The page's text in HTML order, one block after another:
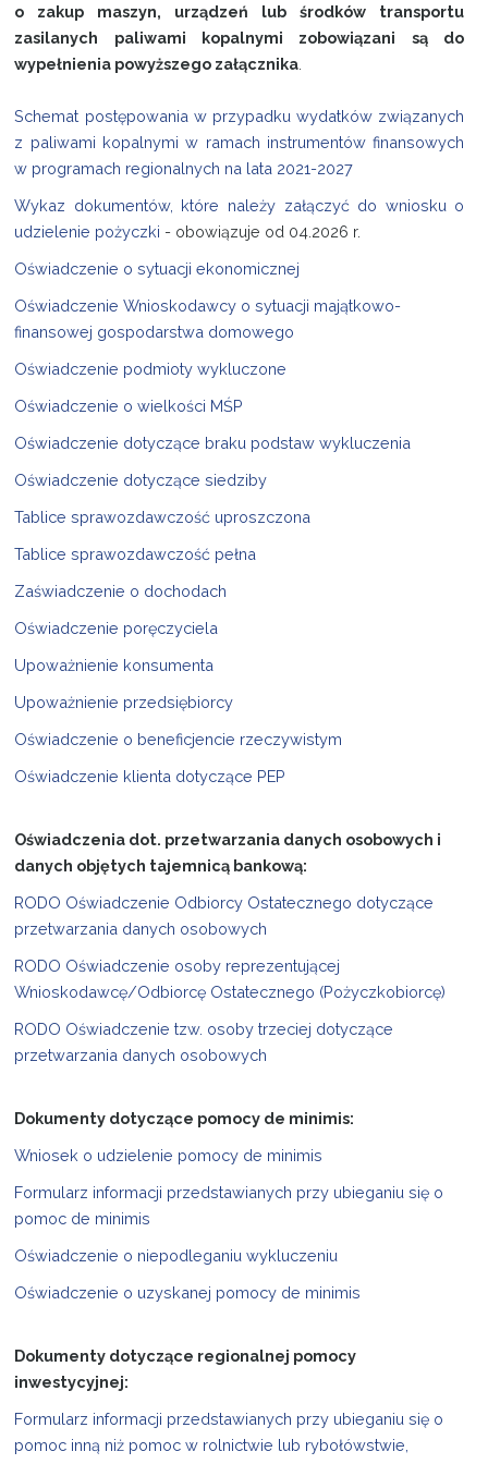
o zakup maszyn, urządzeń lub środków transportu
zasilanych paliwami kopalnymi zobowiązani są do
wypełnienia powyższego załącznika.
Schemat postępowania w przypadku wydatków związanych
z paliwami kopalnymi w ramach instrumentów finansowych
w programach regionalnych na lata 2021-2027
Wykaz dokumentów, które należy załączyć do wniosku o
udzielenie pożyczki - obowiązuje od 04.2026 r.
Oświadczenie o sytuacji ekonomicznej
Oświadczenie Wnioskodawcy o sytuacji majątkowo-
finansowej gospodarstwa domowego
Oświadczenie podmioty wykluczone
Oświadczenie o wielkości MŚP
Oświadczenie dotyczące braku podstaw wykluczenia
Oświadczenie dotyczące siedziby
Tablice sprawozdawczość uproszczona
Tablice sprawozdawczość pełna
Zaświadczenie o dochodach
Oświadczenie poręczyciela
Upoważnienie konsumenta
Upoważnienie przedsiębiorcy
Oświadczenie o beneficjencie rzeczywistym
Oświadczenie klienta dotyczące PEP
Oświadczenia dot. przetwarzania danych osobowych i
danych objętych tajemnicą bankową:
RODO Oświadczenie Odbiorcy Ostatecznego dotyczące
przetwarzania danych osobowych
RODO Oświadczenie osoby reprezentującej
Wnioskodawcę/Odbiorcę Ostatecznego (Pożyczkobiorcę)
RODO Oświadczenie tzw. osoby trzeciej dotyczące
przetwarzania danych osobowych
Dokumenty dotyczące pomocy de minimis:
Wniosek o udzielenie pomocy de minimis
Formularz informacji przedstawianych przy ubieganiu się o
pomoc de minimis
Oświadczenie o niepodleganiu wykluczeniu
Oświadczenie o uzyskanej pomocy de minimis
Dokumenty dotyczące regionalnej pomocy
inwestycyjnej:
Formularz informacji przedstawianych przy ubieganiu się o
pomoc inną niż pomoc w rolnictwie lub rybołówstwie,